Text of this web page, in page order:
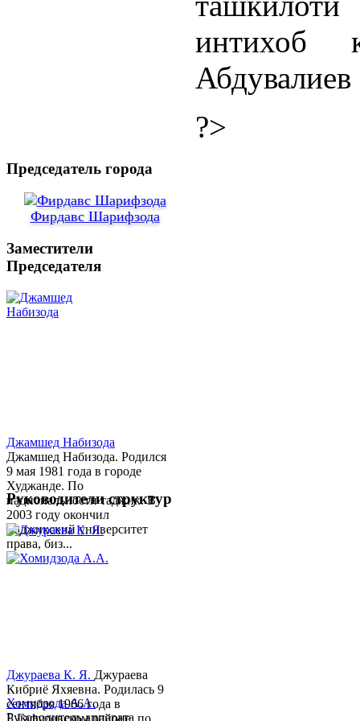
интихоб
?>
Председатель города
Фирдавс Шарифзода
Заместители
Председателя
Джамшед Набизода
Джамшед Набизода. Родился
9 мая 1981 года в городе
Худжанде. По
национальности таджик. В
2003 году окончил
Таджикский университет
права, биз...
Хомидзода А.А.
Руководитель аппарата
Руководители структур
Джураева К. Я. Джураева
Кибриё Яхяевна. Родилась 9
сентября 1966 года в